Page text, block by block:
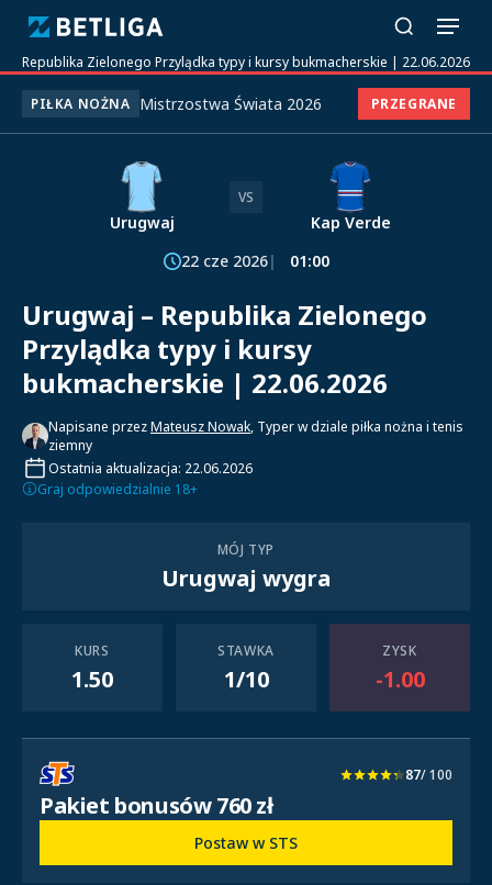
– Republika Zielonego Przylądka typy i kursy bukmacherskie | 22.06.2026
PIŁKA NOŻNA Mistrzostwa Świata 2026 PRZEGRANE
Urugwaj
VS
Kap Verde
22 cze 2026
01:00
Urugwaj – Republika Zielonego
Przylądka typy i kursy
bukmacherskie | 22.06.2026
Napisane przezMateusz Nowak, Typer w dziale piłka nożna i tenis
ziemny
Ostatnia aktualizacja: 22.06.2026
Graj odpowiedzialnie 18+
MÓJ TYP
Urugwaj wygra
KURS
1.50
STAWKA
1/10
ZYSK
-1.00
87/ 100
Pakiet bonusów 760 zł
Postaw w STS